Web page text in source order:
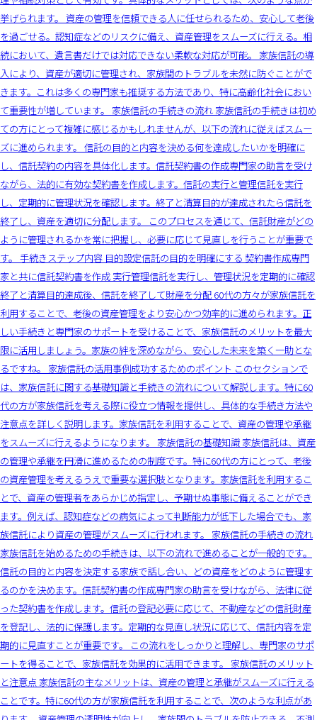
挙げられます。 資産の管理を信頼できる人に任せられるため、安心して老後
を過ごせる。認知症などのリスクに備え、資産管理をスムーズに行える。相
続において、遺言書だけでは対応できない柔軟な対応が可能。 家族信託の導
入により、資産が適切に管理され、家族間のトラブルを未然に防ぐことがで
きます。これは多くの専門家も推奨する方法であり、特に高齢化社会におい
て重要性が増しています。 家族信託の手続きの流れ 家族信託の手続きは初め
ての方にとって複雑に感じるかもしれませんが、以下の流れに従えばスムー
ズに進められます。 信託の目的と内容を決める何を達成したいかを明確に
し、信託契約の内容を具体化します。信託契約書の作成専門家の助言を受け
ながら、法的に有効な契約書を作成します。信託の実行と管理信託を実行
し、定期的に管理状況を確認します。終了と清算目的が達成されたら信託を
終了し、資産を適切に分配します。 このプロセスを通じて、信託財産がどの
ように管理されるかを常に把握し、必要に応じて見直しを行うことが重要で
す。 手続きステップ内容 目的設定信託の目的を明確にする 契約書作成専門
家と共に信託契約書を作成 実行管理信託を実行し、管理状況を定期的に確認
終了と清算目的達成後、信託を終了して財産を分配 60代の方々が家族信託を
利用することで、老後の資産管理をより安心かつ効率的に進められます。正
しい手続きと専門家のサポートを受けることで、家族信託のメリットを最大
限に活用しましょう。家族の絆を深めながら、安心した未来を築く一助とな
るですね。 家族信託の活用事例成功するためのポイント このセクションで
は、家族信託に関する基礎知識と手続きの流れについて解説します。特に60
代の方が家族信託を考える際に役立つ情報を提供し、具体的な手続き方法や
注意点を詳しく説明します。家族信託を利用することで、資産の管理や承継
をスムーズに行えるようになります。 家族信託の基礎知識 家族信託は、資産
の管理や承継を円滑に進めるための制度です。特に60代の方にとって、老後
の資産管理を考えるうえで重要な選択肢となります。家族信託を利用するこ
とで、資産の管理者をあらかじめ指定し、予期せぬ事態に備えることができ
ます。例えば、認知症などの病気によって判断能力が低下した場合でも、家
族信託により資産の管理がスムーズに行われます。 家族信託の手続きの流れ
家族信託を始めるための手続きは、以下の流れで進めることが一般的です。
信託の目的と内容を決定する家族で話し合い、どの資産をどのように管理す
るのかを決めます。信託契約書の作成専門家の助言を受けながら、法律に従
った契約書を作成します。信託の登記必要に応じて、不動産などの信託財産
を登記し、法的に保護します。定期的な見直し状況に応じて、信託内容を定
期的に見直すことが重要です。 この流れをしっかりと理解し、専門家のサポ
ートを得ることで、家族信託を効果的に活用できます。 家族信託のメリット
と注意点 家族信託の主なメリットは、資産の管理と承継がスムーズに行える
ことです。特に60代の方が家族信託を利用することで、次のような利点があ